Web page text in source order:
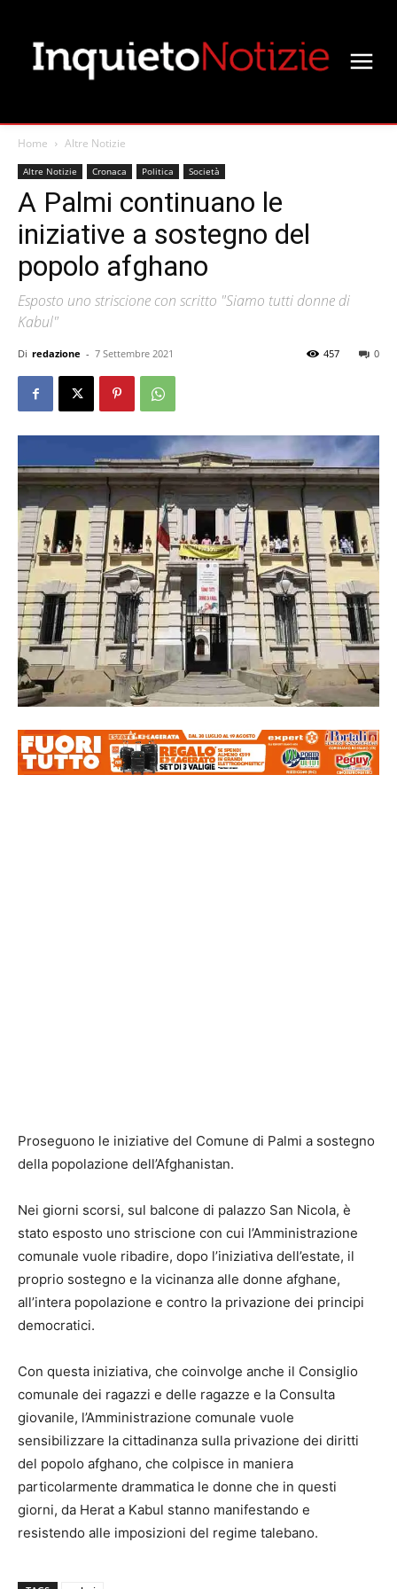
Home Altre Notizie
Altre Notizie Cronaca Politica Società
A Palmi continuano le
iniziative a sostegno del
popolo afghano
Esposto uno striscione con scritto "Siamo tutti donne di
Kabul"
Di redazione - 7 Settembre 2021 0
457
Proseguono le iniziative del Comune di Palmi a sostegno
della popolazione dell’Afghanistan.
Nei giorni scorsi, sul balcone di palazzo San Nicola, è
stato esposto uno striscione con cui l’Amministrazione
comunale vuole ribadire, dopo l’iniziativa dell’estate, il
proprio sostegno e la vicinanza alle donne afghane,
all’intera popolazione e contro la privazione dei principi
democratici.
Con questa iniziativa, che coinvolge anche il Consiglio
comunale dei ragazzi e delle ragazze e la Consulta
giovanile, l’Amministrazione comunale vuole
sensibilizzare la cittadinanza sulla privazione dei diritti
del popolo afghano, che colpisce in maniera
particolarmente drammatica le donne che in questi
giorni, da Herat a Kabul stanno manifestando e
resistendo alle imposizioni del regime talebano.